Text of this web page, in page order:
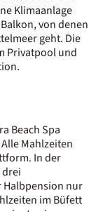
Klimaanlage
von denen
geht. Die
Privatpool und
Beach Spa
Mahlzeiten
In der
Halbpension nur
im Büfett